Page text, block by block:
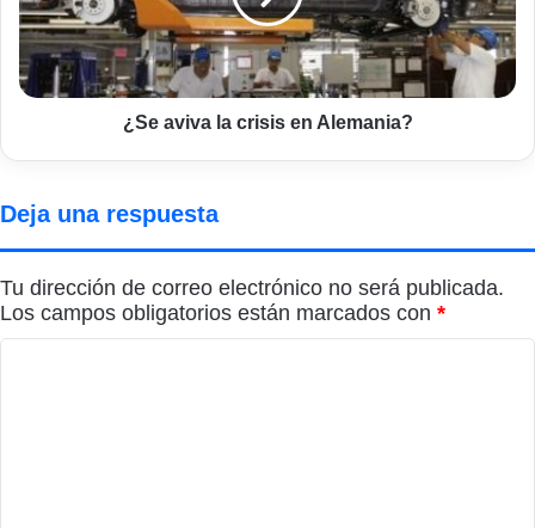
Alemania?
¿Se aviva la crisis en Alemania?
Deja una respuesta
Tu dirección de correo electrónico no será publicada.
Los campos obligatorios están marcados con *